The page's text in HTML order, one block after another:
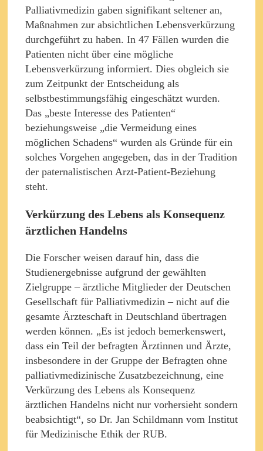
Palliativmedizin gaben signifikant seltener an,
Maßnahmen zur absichtlichen Lebensverkürzung
durchgeführt zu haben. In 47 Fällen wurden die
Patienten nicht über eine mögliche
Lebensverkürzung informiert. Dies obgleich sie
zum Zeitpunkt der Entscheidung als
selbstbestimmungsfähig eingeschätzt wurden.
Das „beste Interesse des Patienten“
beziehungsweise „die Vermeidung eines
möglichen Schadens“ wurden als Gründe für ein
solches Vorgehen angegeben, das in der Tradition
der paternalistischen Arzt-Patient-Beziehung
steht.
Verkürzung des Lebens als Konsequenz
ärztlichen Handelns
Die Forscher weisen darauf hin, dass die
Studienergebnisse aufgrund der gewählten
Zielgruppe – ärztliche Mitglieder der Deutschen
Gesellschaft für Palliativmedizin – nicht auf die
gesamte Ärzteschaft in Deutschland übertragen
werden können. „Es ist jedoch bemerkenswert,
dass ein Teil der befragten Ärztinnen und Ärzte,
insbesondere in der Gruppe der Befragten ohne
palliativmedizinische Zusatzbezeichnung, eine
Verkürzung des Lebens als Konsequenz
ärztlichen Handelns nicht nur vorhersieht sondern
beabsichtigt“, so Dr. Jan Schildmann vom Institut
für Medizinische Ethik der RUB.